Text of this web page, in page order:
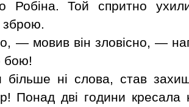
Робіна. Той спритно
зброю.
— мовив він зловісно, —
бою!
більше ні слова, став
Понад дві години кресала